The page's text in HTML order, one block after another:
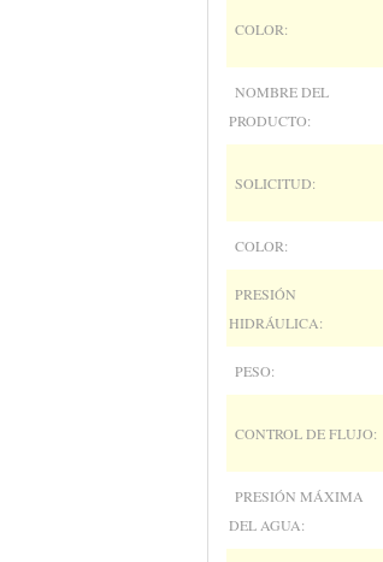
COLOR:
NOMBRE DEL
PRODUCTO:
SOLICITUD:
COLOR:
PRESIÓN
HIDRÁULICA:
PESO:
CONTROL DE FLUJO:
PRESIÓN MÁXIMA
DEL AGUA: